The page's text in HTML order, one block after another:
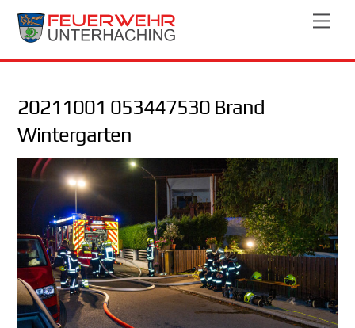
Skip
20211001 053447530 Brand
Wintergarten